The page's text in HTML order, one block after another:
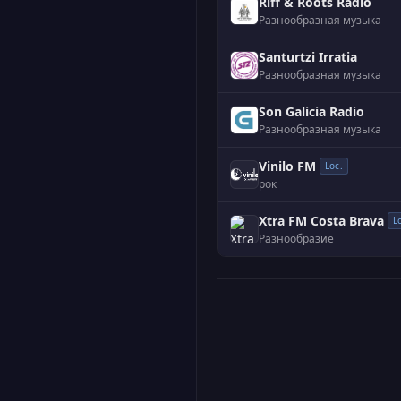
Разнообразная музыка
Santurtzi Irratia
Разнообразная музыка
Son Galicia Radio
Разнообразная музыка
Vinilo FM Loc.
рок
Xtra FM Costa Brava
Разнообразие